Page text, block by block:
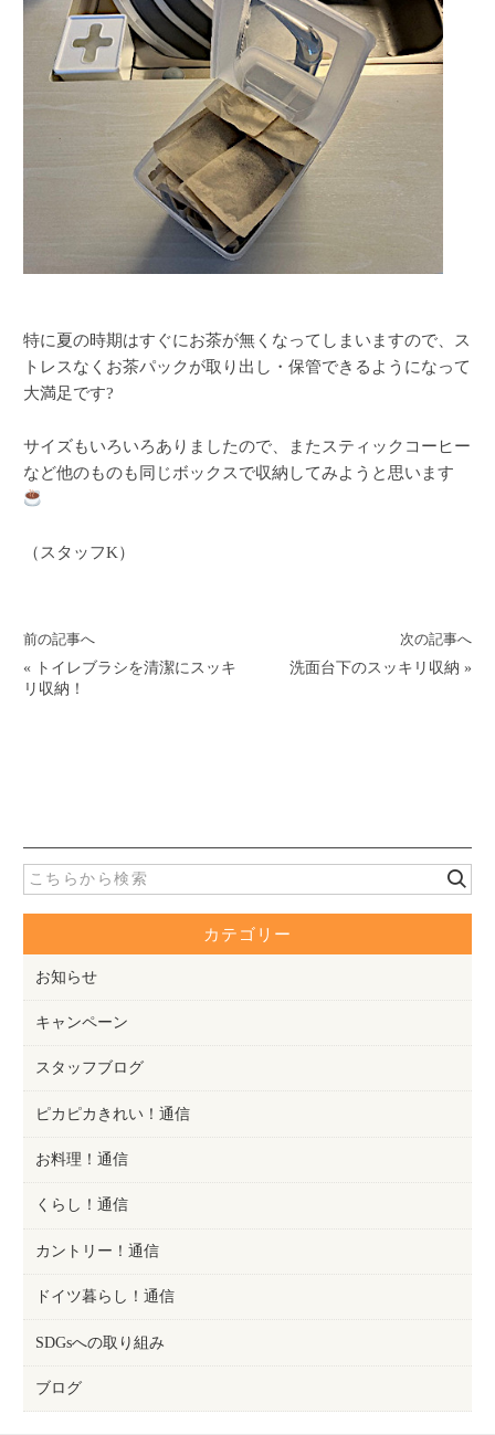
特に夏の時期はすぐにお茶が無くなってしまいますので、ス
トレスなくお茶パックが取り出し・保管できるようになって
大満足です?
サイズもいろいろありましたので、またスティックコーヒー
など他のものも同じボックスで収納してみようと思います
（スタッフK）
前の記事へ
«
トイレブラシを清潔にスッキ
リ収納！
次の記事へ
洗面台下のスッキリ収納 »
カテゴリー
お知らせ
キャンペーン
スタッフブログ
ピカピカきれい！通信
お料理！通信
くらし！通信
カントリー！通信
ドイツ暮らし！通信
SDGsへの取り組み
ブログ